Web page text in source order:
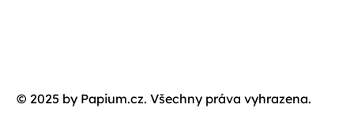
© 2025 by Papium.cz. Všechny práva vyhrazena.